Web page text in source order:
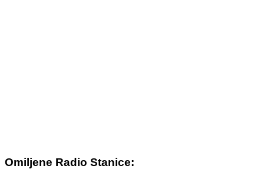
Omiljene Radio Stanice: